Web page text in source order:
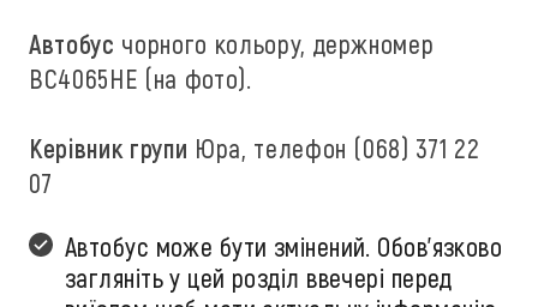
Автобус чорного кольору, держномер
ВС4065НЕ (на фото).
Керівник групи Юра, телефон (068) 371 22
07
Автобус може бути змінений. Обов'язково
загляніть у цей розділ ввечері перед